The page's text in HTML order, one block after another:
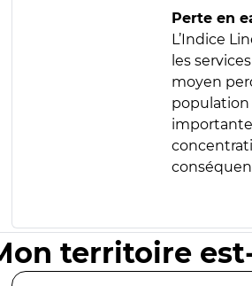
Perte en
L’Indice
les
moyen
population
territoire